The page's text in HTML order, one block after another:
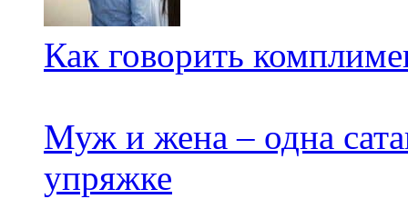
Как говорить
Муж и жена – одна
упряжке